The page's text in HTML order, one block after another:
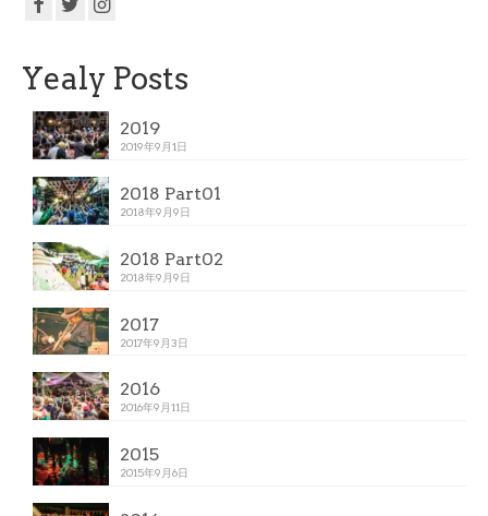
Yealy Posts
2019
2019年9月1日
2018 Part01
2018年9月9日
2018 Part02
2018年9月9日
2017
2017年9月3日
2016
2016年9月11日
2015
2015年9月6日